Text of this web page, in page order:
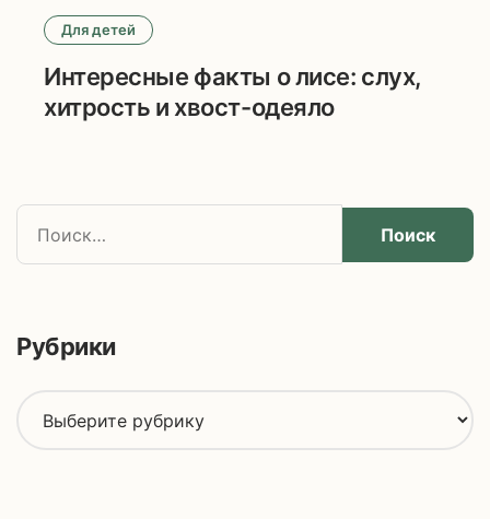
Для детей
Интересные факты о лисе: слух,
хитрость и хвост-одеяло
Н
й
:Рубрики
Р
у